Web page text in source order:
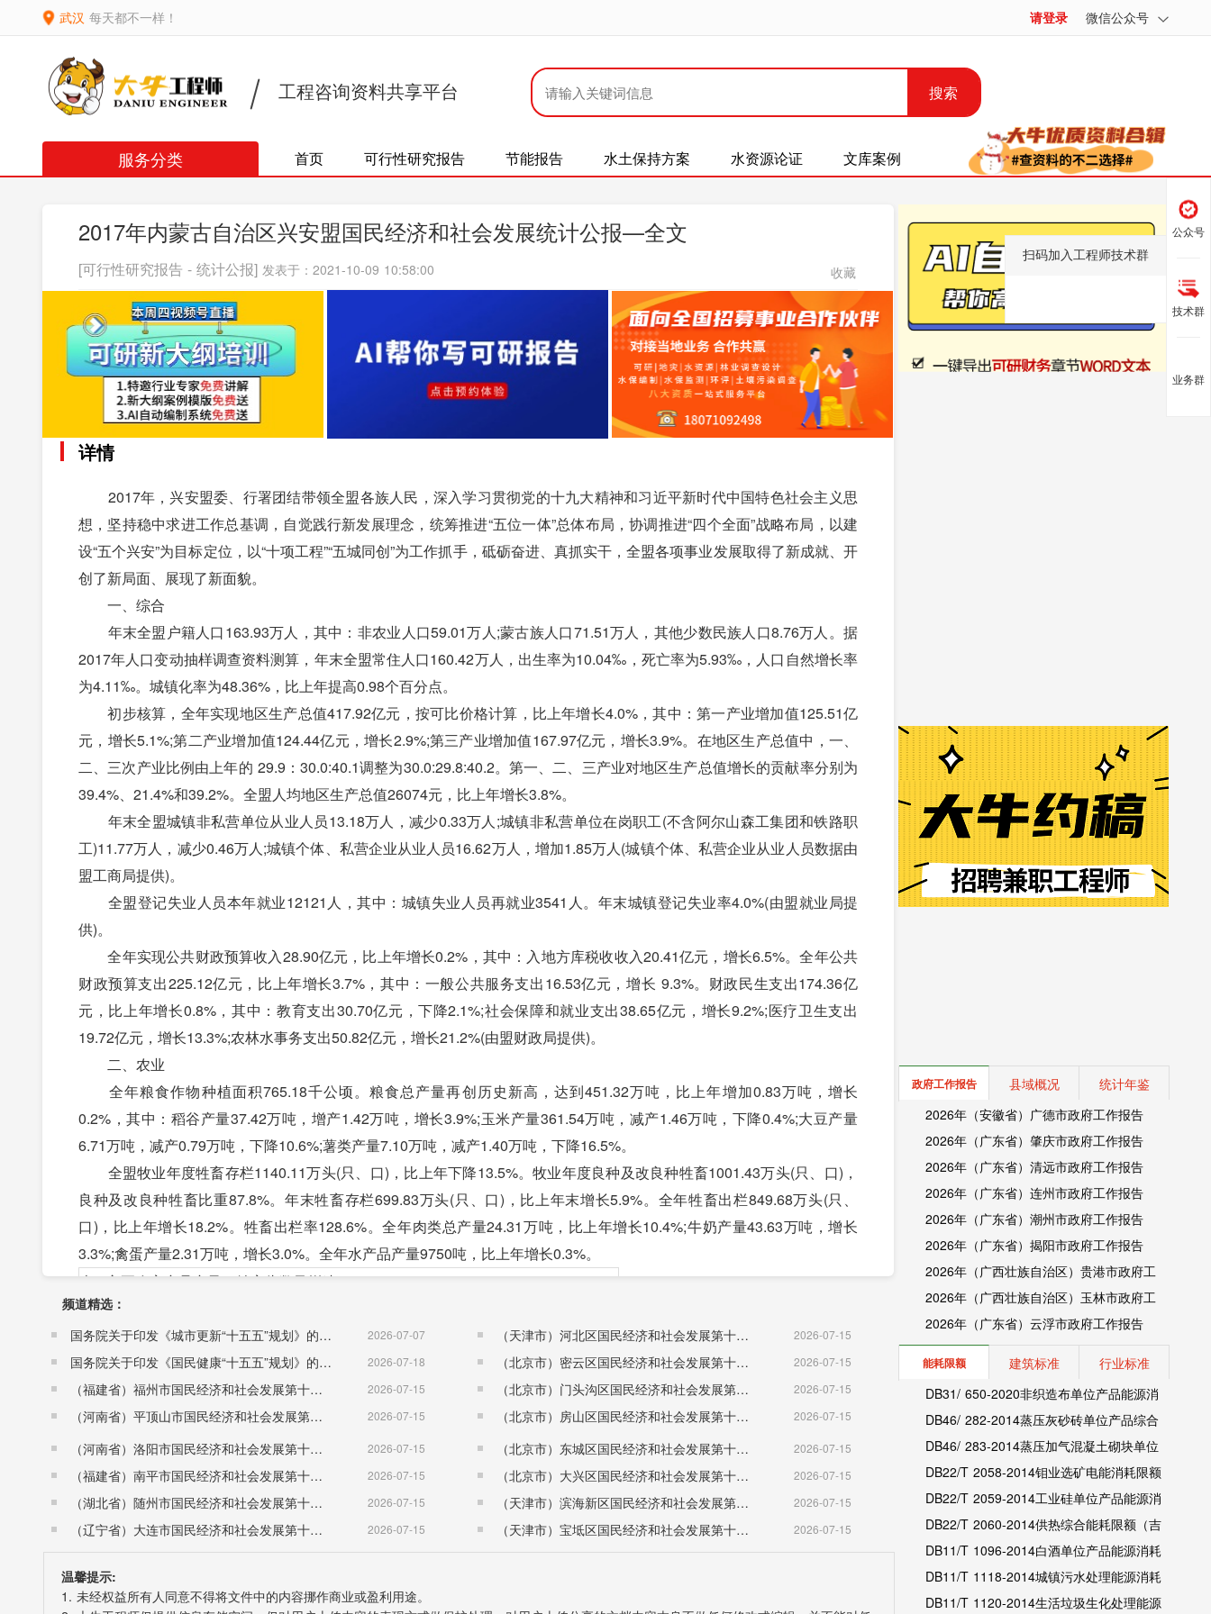
武汉 每天都不一样！ 请登录 微信公众号
工程咨询资料共享平台 搜索
服务分类 首页 可行性研究报告 节能报告 水土保持方案 水资源论证 文库案例
2017年内蒙古自治区兴安盟国民经济和社会发展统计公报—全文
[可行性研究报告 - 统计公报] 发表于：2021-10-09 10:58:00 收藏
详情
2017年，兴安盟委、行署团结带领全盟各族人民，深入学习贯彻党的十九大精神和习近平新时代中国特色社会主义思
想，坚持稳中求进工作总基调，自觉践行新发展理念，统筹推进“五位一体”总体布局，协调推进“四个全面”战略布局，以建
设“五个兴安”为目标定位，以“十项工程”“五城同创”为工作抓手，砥砺奋进、真抓实干，全盟各项事业发展取得了新成就、开
创了新局面、展现了新面貌。
一、综合
年末全盟户籍人口163.93万人，其中：非农业人口59.01万人;蒙古族人口71.51万人，其他少数民族人口8.76万人。据
2017年人口变动抽样调查资料测算，年末全盟常住人口160.42万人，出生率为10.04‰，死亡率为5.93‰，人口自然增长率
为4.11‰。城镇化率为48.36%，比上年提高0.98个百分点。
初步核算，全年实现地区生产总值417.92亿元，按可比价格计算，比上年增长4.0%，其中：第一产业增加值125.51亿
元，增长5.1%;第二产业增加值124.44亿元，增长2.9%;第三产业增加值167.97亿元，增长3.9%。在地区生产总值中，一、
二、三次产业比例由上年的 29.9：30.0:40.1调整为30.0:29.8:40.2。第一、二、三产业对地区生产总值增长的贡献率分别为
39.4%、21.4%和39.2%。全盟人均地区生产总值26074元，比上年增长3.8%。
年末全盟城镇非私营单位从业人员13.18万人，减少0.33万人;城镇非私营单位在岗职工(不含阿尔山森工集团和铁路职
工)11.77万人，减少0.46万人;城镇个体、私营企业从业人员16.62万人，增加1.85万人(城镇个体、私营企业从业人员数据由
盟工商局提供)。
全盟登记失业人员本年就业12121人，其中：城镇失业人员再就业3541人。年末城镇登记失业率4.0%(由盟就业局提
供)。
全年实现公共财政预算收入28.90亿元，比上年增长0.2%，其中：入地方库税收收入20.41亿元，增长6.5%。全年公共
财政预算支出225.12亿元，比上年增长3.7%，其中：一般公共服务支出16.53亿元，增长 9.3%。财政民生支出174.36亿
元，比上年增长0.8%，其中：教育支出30.70亿元，下降2.1%;社会保障和就业支出38.65亿元，增长9.2%;医疗卫生支出
19.72亿元，增长13.3%;农林水事务支出50.82亿元，增长21.2%(由盟财政局提供)。
二、农业
全年粮食作物种植面积765.18千公顷。粮食总产量再创历史新高，达到451.32万吨，比上年增加0.83万吨，增长
0.2%，其中：稻谷产量37.42万吨，增产1.42万吨，增长3.9%;玉米产量361.54万吨，减产1.46万吨，下降0.4%;大豆产量
6.71万吨，减产0.79万吨，下降10.6%;薯类产量7.10万吨，减产1.40万吨，下降16.5%。
全盟牧业年度牲畜存栏1140.11万头(只、口)，比上年下降13.5%。牧业年度良种及改良种牲畜1001.43万头(只、口)，
良种及改良种牲畜比重87.8%。年末牲畜存栏699.83万头(只、口)，比上年末增长5.9%。全年牲畜出栏849.68万头(只、
口)，比上年增长18.2%。牲畜出栏率128.6%。全年肉类总产量24.31万吨，比上年增长10.4%;牛奶产量43.63万吨，增长
3.3%;禽蛋产量2.31万吨，增长3.0%。全年水产品产量9750吨，比上年增长0.3%。
表1 主要农畜产品产量、牲畜头数及增速
指 标 名 称
粮食
#小麦
稻谷
玉米
大豆
薯类
肉类总产量
#猪肉
牛肉
羊肉
禽蛋
吨
吨
吨
吨
吨
吨
吨
吨
吨
吨
4 513 195
119 076
374 213
3 615 444
67 084
70 988
243 108
91 507
27 041
23 070
0.2
-23.2
3.9
-0.4
-10.6
-16.5
10.4
4.3
9.6
3.0
频道精选：
国务院关于印发《城市更新“十五五”规划》的通知（国发〔2026〕12号）
2026-07-07
国务院关于印发《国民健康“十五五”规划》的通知 （国发〔2026〕23号） 2026-07-18
（福建省）福州市国民经济和社会发展第十五个五年规划纲要 2026-07-15
（河南省）平顶山市国民经济和社会发展第十五个五年规划纲要 2026-07-15
（河南省）洛阳市国民经济和社会发展第十五个五年规划纲要 2026-07-15
（福建省）南平市国民经济和社会发展第十五个五年规划纲要 2026-07-15
（湖北省）随州市国民经济和社会发展第十五个五年规划纲要 2026-07-15
（辽宁省）大连市国民经济和社会发展第十五个五年规划纲要 2026-07-15
（天津市）河北区国民经济和社会发展第十五个五年规划纲要 2026-07-15
（北京市）密云区国民经济和社会发展第十五个五年规划纲要 2026-07-15
（北京市）门头沟区国民经济和社会发展第十五个五年规划纲要 2026-07-15
（北京市）房山区国民经济和社会发展第十五个五年规划纲要 2026-07-15
（北京市）东城区国民经济和社会发展第十五个五年规划纲要 2026-07-15
（北京市）大兴区国民经济和社会发展第十五个五年规划纲要 2026-07-15
（天津市）滨海新区国民经济和社会发展第十五个五年规划纲要 2026-07-15
（天津市）宝坻区国民经济和社会发展第十五个五年规划纲要 2026-07-15
温馨提示:
1. 未经权益所有人同意不得将文件中的内容挪作商业或盈利用途。
政府工作报告 县域概况
统计年鉴
2026年（安徽省）广德市政府工作报告
2026年（广东省）肇庆市政府工作报告
2026年（广东省）清远市政府工作报告
2026年（广东省）连州市政府工作报告
2026年（广东省）潮州市政府工作报告
2026年（广东省）揭阳市政府工作报告
2026年（广西壮族自治区）贵港市政府工
作报告
2026年（广西壮族自治区）玉林市政府工
作报告
2026年（广东省）云浮市政府工作报告
能耗限额 建筑标准
行业标准
DB31/ 650-2020非织造布单位产品能源消
耗限额（上海市地方标准）
DB46/ 282-2014蒸压灰砂砖单位产品综合
能耗和电耗限额（海南省地方标准）
DB46/ 283-2014蒸压加气混凝土砌块单位
产品综合能耗和电耗限额（海南省地方标
准）
DB22/T 2058-2014钼业选矿电能消耗限额
（吉林省地方标准）
DB22/T 2059-2014工业硅单位产品能源消
耗限额（吉林省地方标准）
DB22/T 2060-2014供热综合能耗限额（吉
林省地方标准）
DB11/T 1096-2014白酒单位产品能源消耗
限额（北京市地方标准）
DB11/T 1118-2014城镇污水处理能源消耗
限额（北京市地方标准）
DB11/T 1120-2014生活垃圾生化处理能源
公众号
技术群
扫码加入工程师技术群
业务群